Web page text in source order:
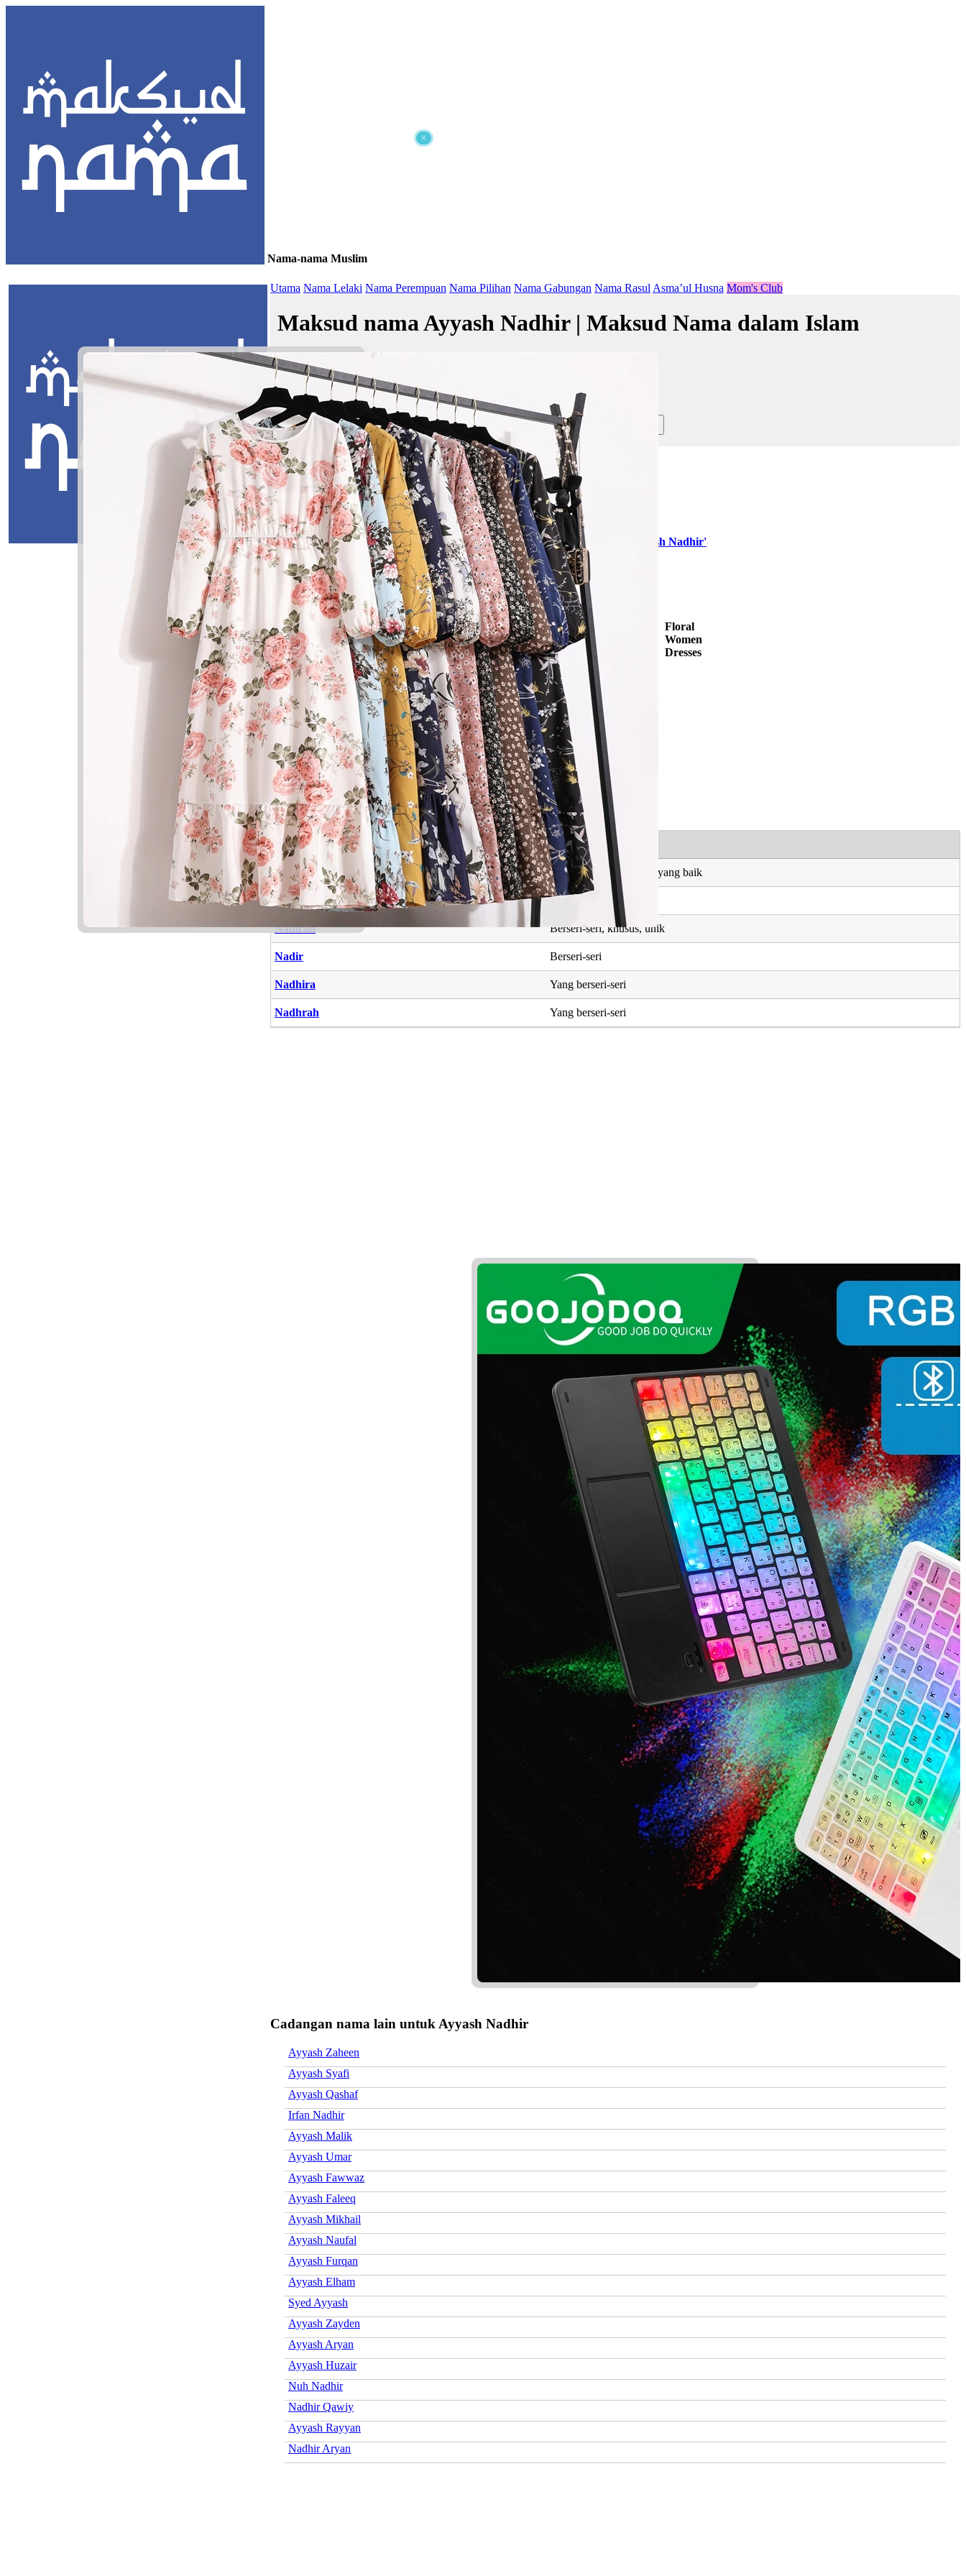
×
Floral
Women
Dresses
Nama-nama Muslim
Utama Nama Lelaki Nama Perempuan Nama Pilihan Nama Gabungan Nama Rasul Asma’ul Husna Mom's Club
Maksud nama Ayyash Nadhir | Maksud Nama dalam Islam
Ayyash Nadhir bermaksud Mempunyai kehidupan yang baik; Indah, elok
Jawi:عياش ناضر
Masukkan Nama:
Ayyash Nadhir
عياش ناضر
Ayyash: Mempunyai kehidupan yang baik
Nadhir: Indah, elok
✚ Baju Baby Custom Nama 'Ayyash Nadhir'
Nama Yang Berkaitan dengan Ayyash Nadhir
Nama Maksud
Ayyish Mempunyai kehidupan yang baik
Nudhar Emas
Nadirah Berseri-seri, khusus, unik
Nadir Berseri-seri
Nadhira Yang berseri-seri
Nadhrah Yang berseri-seri
Cadangan nama lain untuk Ayyash Nadhir
Ayyash Zaheen
Ayyash Syafi
Ayyash Qashaf
Irfan Nadhir
Ayyash Malik
Ayyash Umar
Ayyash Fawwaz
Ayyash Faleeq
Ayyash Mikhail
Ayyash Naufal
Ayyash Furqan
Ayyash Elham
Syed Ayyash
Ayyash Zayden
Ayyash Aryan
Ayyash Huzair
Nuh Nadhir
Nadhir Qawiy
Ayyash Rayyan
Nadhir Aryan